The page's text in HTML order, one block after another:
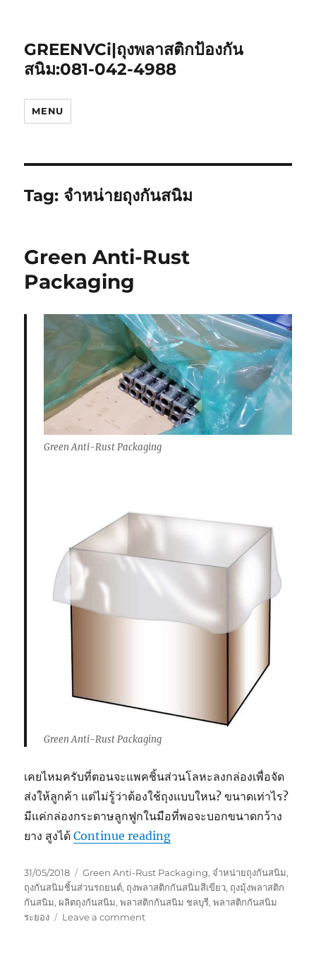
GREENVCi|ถุงพลาสติกป้องกัน
สนิม:081-042-4988
MENU
Tag: จำหน่ายถุงกันสนิม
Green Anti-Rust
Packaging
Green Anti-Rust Packaging
Green Anti-Rust Packaging
เคยไหมครับที่ตอนจะแพคชิ้นส่วนโลหะลงกล่องเพื่อจัด
ส่งให้ลูกค้า แต่ไม่รู้ว่าต้องใช้ถุงแบบใหน? ขนาดเท่าไร?
มีแค่กล่องกระดาษลูกฟูกในมือที่พอจะบอกขนาดกว้าง
ยาง สูงได้Continue reading“Green Anti-Rust
Posted
on
31/05/2018 Tags
Green Anti-Rust Packaging, จำหน่ายถุงกันสนิม,
ถุงกันสนิมชิ้นส่วนรถยนต์, ถุงพลาสติกกันสนิมสีเขียว, ถุงมุ้งพลาสติก
กันสนิม, ผลิตถุงกันสนิม,พลาสติกกันสนิม ชลบุรี,พลาสติกกันสนิม
ระยอง
Leave a commenton